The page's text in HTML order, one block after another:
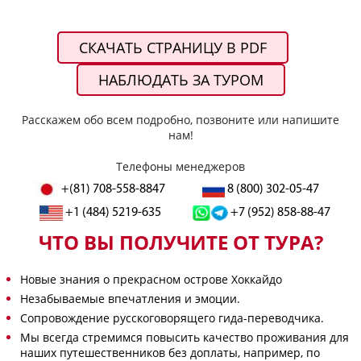
СКАЧАТЬ СТРАНИЦУ В PDF
НАБЛЮДАТЬ ЗА ТУРОМ
Расскажем обо всем подробно, позвоните или напишите
нам!
Телефоны менеджеров
+(81) 708-558-8847
8 (800) 302-05-47
+1 (484) 5219-635
+7 (952) 858-88-47
ЧТО ВЫ ПОЛУЧИТЕ ОТ ТУРА?
Новые знания о прекрасном острове Хоккайдо
Незабываемые впечатления и эмоции.
Сопровождение русскоговорящего гида-переводчика.
Мы всегда стремимся повысить качество проживания для
наших путешественников без доплаты, например, по